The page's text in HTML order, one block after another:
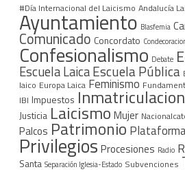
#Día Internacional del Laicismo Andalucía
Ayuntamiento Blasfemia
Comunicado Concordato
Confesionalismo Debate
Escuela LaicaEscuela Pública
laico Europa Laica Feminismo
IBI Impuestos
Justicia Laicismo Mujer
Palcos Patrimonio
Privilegios Procesiones Radio
Santa Separación Iglesia-Estado Subvenciones